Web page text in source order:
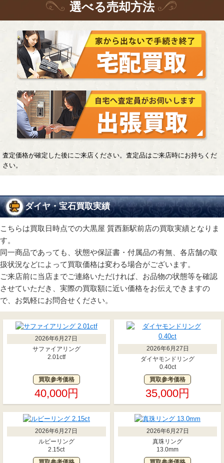
選べる売却方法
査定価格が確定した後にご来店ください。査定品はご来店時にお持ちくだ
さい。
ダイヤ・宝石買取実績
こちらは買取日時点での大黒屋 質西新駅前店の買取実績となりま
す。
同一商品であっても、状態や保証書・付属品の有無、各店舗の取
扱状況などによって買取価格は変わる場合がございます。
ご来店前に当店までご連絡いただければ、お品物の状態等を確認
させていただき、実際の買取額に近い価格をお伝えできますの
で、お気軽にお問合せください。
2026年6月27日
サファイアリング
2.01ctf
買取参考価格
40,000円
2026年6月27日
ダイヤモンドリング
0.40ct
買取参考価格
35,000円
2026年6月27日
ルビーリング
2.15ct
2026年6月27日
真珠リング
13.0mm